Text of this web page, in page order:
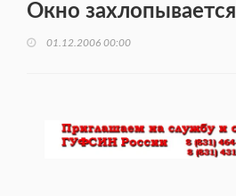
Окно захлопывается
01.12.2006 00:00